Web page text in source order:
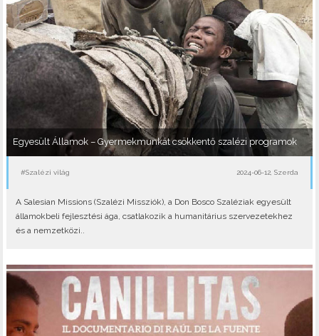
Egyesült Államok – Gyermekmunkát csökkentő szalézi programok
#Szalézi világ 2024-06-12, Szerda
A Salesian Missions (Szalézi Missziók), a Don Bosco Szaléziak egyesült
államokbeli fejlesztési ága, csatlakozik a humanitárius szervezetekhez
és a nemzetközi..